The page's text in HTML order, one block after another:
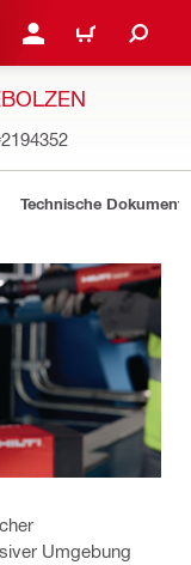
ANMELDEN ODER
WARENKORB
Technische Dokumente
Umgebung